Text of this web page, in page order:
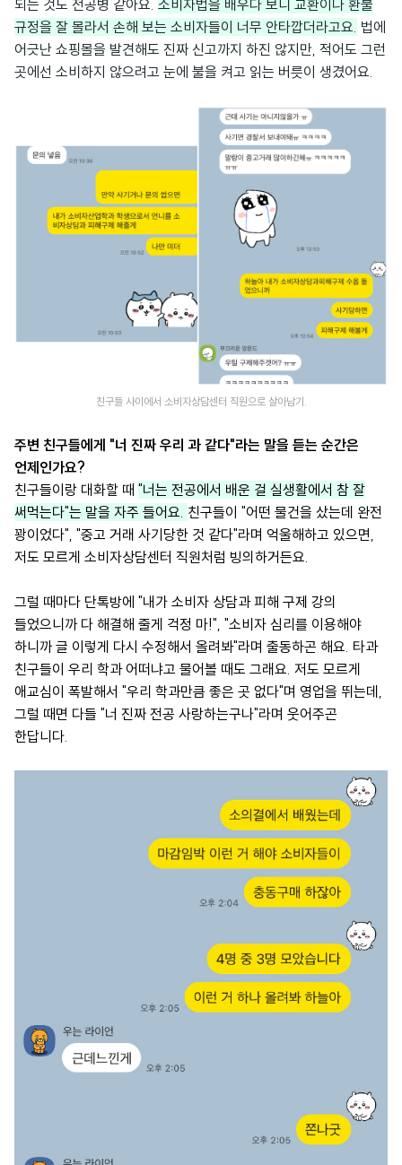
되는 것도 전공병 같아요. 소비자법을 배우다 보니 교환이나 환불
규정을 잘 몰라서 손해 보는 소비자들이 너무 안타깝더라고요. 법에
어긋난 쇼핑몰을 발견해도 진짜 신고까지 하진 않지만, 적어도 그런
곳에선 소비하지 않으려고 눈에 불을 켜고 읽는 버릇이 생겼어요.
친구들 사이에서 소비자상담센터 직원으로 살아남기.
주변 친구들에게 "너 진짜 우리 과 같다"라는 말을 듣는 순간은
언제인가요?
친구들이랑 대화할 때 "너는 전공에서 배운 걸 실생활에서 참 잘
써먹는다"는 말을 자주 들어요. 친구들이 "어떤 물건을 샀는데 완전
꽝이었다", "중고 거래 사기당한 것 같다"라며 억울해하고 있으면,
저도 모르게 소비자상담센터 직원처럼 빙의하거든요.
그럴 때마다 단톡방에 "내가 소비자 상담과 피해 구제 강의
들었으니까 다 해결해 줄게 걱정 마!", "소비자 심리를 이용해야
하니까 글 이렇게 다시 수정해서 올려봐"라며 출동하곤 해요. 타과
친구들이 우리 학과 어떠냐고 물어볼 때도 그래요. 저도 모르게
애교심이 폭발해서 "우리 학과만큼 좋은 곳 없다"며 영업을 뛰는데,
그럴 때면 다들 "너 진짜 전공 사랑하는구나"라며 웃어주곤
한답니다.